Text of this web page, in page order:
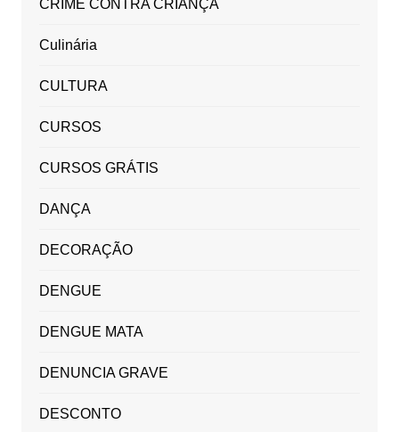
CRIME CONTRA CRIANÇA
Culinária
CULTURA
CURSOS
CURSOS GRÁTIS
DANÇA
DECORAÇÃO
DENGUE
DENGUE MATA
DENUNCIA GRAVE
DESCONTO